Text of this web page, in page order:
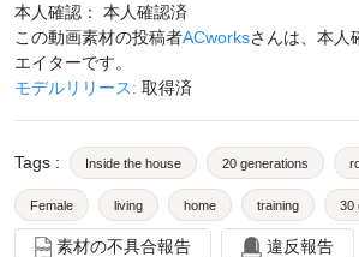
本人確認： 本人確認済
この動画素材の投稿者ACworksさんは、本人
エイターです。
モデルリリース: 取得済
Tags : Inside the house 20 generations
Female living home training 30
Yoga mat obesity Foreigner exercise
素材の不具合報告 違反報告